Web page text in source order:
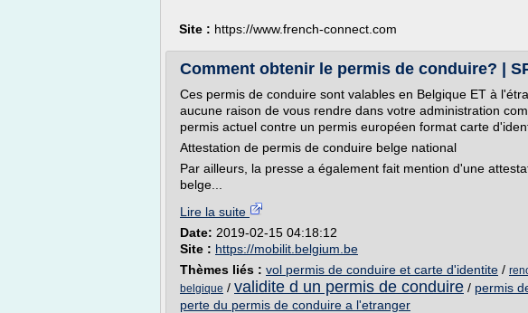
Site : https://www.french-connect.com
Comment obtenir le permis de conduire? |
Ces permis de conduire sont valables en Belgique ET à
aucune raison de vous rendre dans votre administration
permis actuel contre un permis européen format carte
Attestation de permis de conduire belge national
Par ailleurs, la presse a également fait mention d'une
belge...
Lire la suite
Date: 2019-02-15 04:18:12
Site : https://mobilit.belgium.be
Thèmes liés : vol permis de conduire et carte d'identite /
belgique / validite d un permis de conduire / permis
perte du permis de conduire a l'etranger